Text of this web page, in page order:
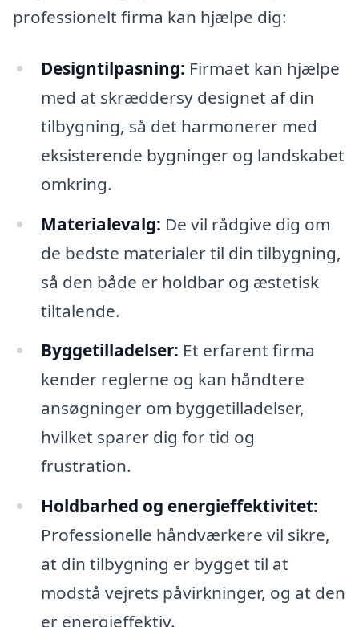
professionelt firma kan hjælpe dig:
Designtilpasning: Firmaet kan hjælpe
med at skræddersy designet af din
tilbygning, så det harmonerer med
eksisterende bygninger og landskabet
omkring.
Materialevalg: De vil rådgive dig om
de bedste materialer til din tilbygning,
så den både er holdbar og æstetisk
tiltalende.
Byggetilladelser: Et erfarent firma
kender reglerne og kan håndtere
ansøgninger om byggetilladelser,
hvilket sparer dig for tid og
frustration.
Holdbarhed og energieffektivitet:
Professionelle håndværkere vil sikre,
at din tilbygning er bygget til at
modstå vejrets påvirkninger, og at den
er energieffektiv.